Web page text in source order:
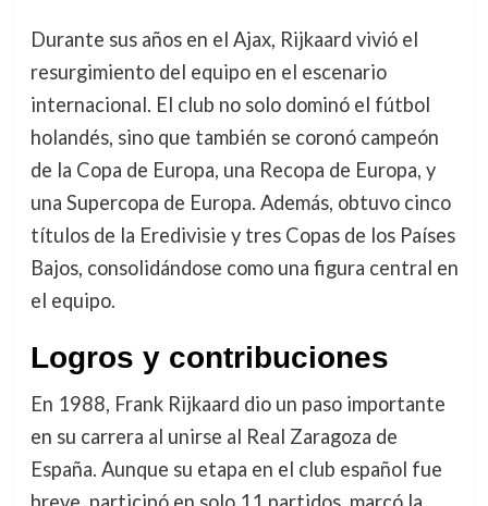
Durante sus años en el Ajax, Rijkaard vivió el
resurgimiento del equipo en el escenario
internacional. El club no solo dominó el fútbol
holandés, sino que también se coronó campeón
de la Copa de Europa, una Recopa de Europa, y
una Supercopa de Europa. Además, obtuvo cinco
títulos de la Eredivisie y tres Copas de los Países
Bajos, consolidándose como una figura central en
el equipo.
Logros y contribuciones
En 1988, Frank Rijkaard dio un paso importante
en su carrera al unirse al Real Zaragoza de
España. Aunque su etapa en el club español fue